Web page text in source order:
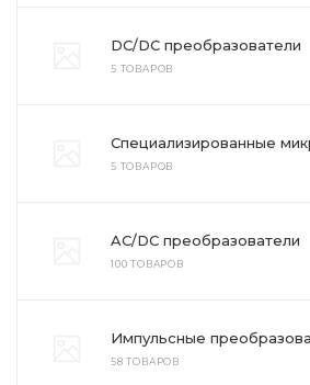
DC/DC преобразователи
5 ТОВАРОВ
Специализированные
5 ТОВАРОВ
AC/DC преобразователи
100 ТОВАРОВ
Импульсные
58 ТОВАРОВ